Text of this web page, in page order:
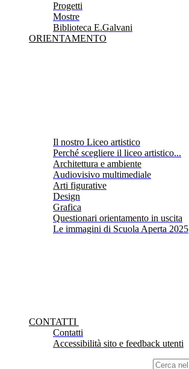
Progetti
Mostre
Biblioteca E.Galvani
ORIENTAMENTO
Il nostro Liceo artistico
Perché scegliere il liceo artistico...
Architettura e ambiente
Audiovisivo multimediale
Arti figurative
Design
Grafica
Questionari orientamento in uscita
Le immagini di Scuola Aperta 2025
CONTATTI
Contatti
Accessibilità sito e feedback utenti